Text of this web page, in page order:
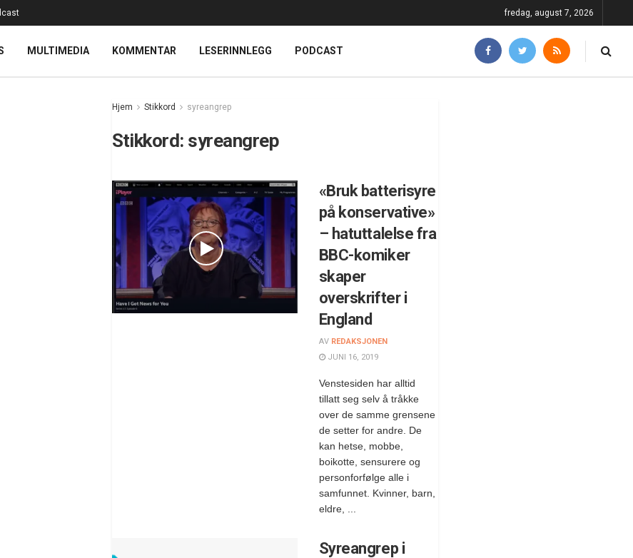
fredag, august 7, 2026
MULTIMEDIA KOMMENTAR LESERINNLEGG PODCAST
Hjem Stikkord syreangrep
Stikkord: syreangrep
«Bruk batterisyre
på konservative»
– hatuttalelse fra
BBC-komiker
skaper
overskrifter i
England
AV REDAKSJONEN
JUNI 16, 2019
Venstesiden har alltid
tillatt seg selv å tråkke
over de samme grensene
de setter for andre. De
kan hetse, mobbe,
boikotte, sensurere og
personforfølge alle i
samfunnet. Kvinner, barn,
eldre, ...
Syreangrep i